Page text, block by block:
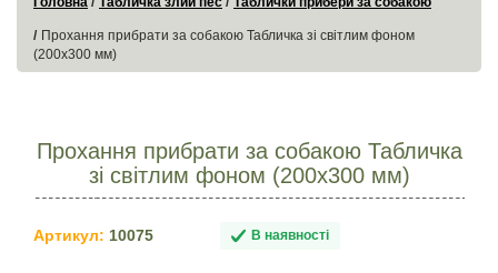
Прохання прибрати за собакою Табличка зі світлим фоном
(200х300 мм)
Прохання прибрати за собакою Табличка
зі світлим фоном (200х300 мм)
Артикул: 10075 В наявності